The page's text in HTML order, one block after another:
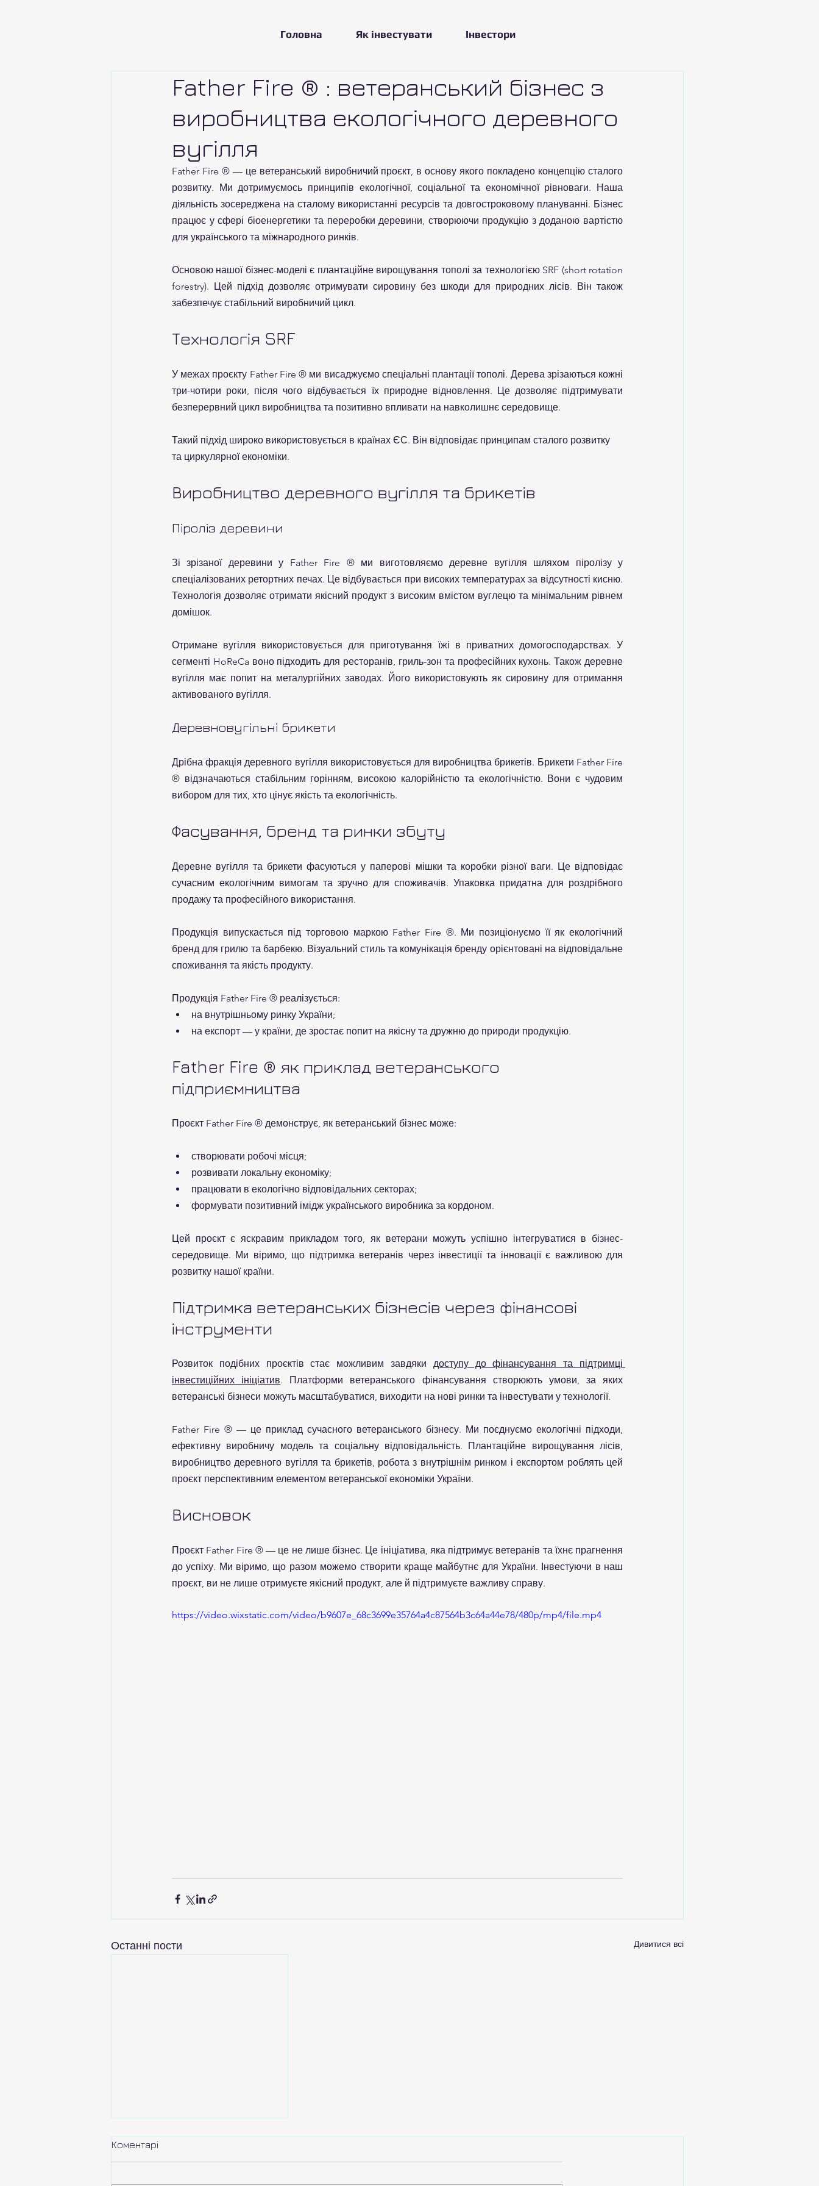
Головна Як інвестувати Інвестори
Father Fire ® : ветеранський бізнес з
виробництва екологічного деревного
вугілля
Father Fire ® — це ветеранський виробничий проєкт, в основу якого покладено концепцію сталого
розвитку. Ми дотримуємось принципів екологічної, соціальної та економічної рівноваги. Наша
діяльність зосереджена на сталому використанні ресурсів та довгостроковому плануванні. Бізнес
працює у сфері біоенергетики та переробки деревини, створюючи продукцію з доданою вартістю
для українського та міжнародного ринків.
Основою нашої бізнес-моделі є плантаційне вирощування тополі за технологією SRF (short rotation
forestry). Цей підхід дозволяє отримувати сировину без шкоди для природних лісів. Він також
забезпечує стабільний виробничий цикл.
Технологія SRF
У межах проєкту Father Fire ® ми висаджуємо спеціальні плантації тополі. Дерева зрізаються кожні
три-чотири роки, після чого відбувається їх природне відновлення. Це дозволяє підтримувати
безперервний цикл виробництва та позитивно впливати на навколишнє середовище.
Такий підхід широко використовується в країнах ЄС. Він відповідає принципам сталого розвитку
та циркулярної економіки.
Виробництво деревного вугілля та брикетів
Піроліз деревини
Зі зрізаної деревини у Father Fire ® ми виготовляємо деревне вугілля шляхом піролізу у
спеціалізованих ретортних печах. Це відбувається при високих температурах за відсутності кисню.
Технологія дозволяє отримати якісний продукт з високим вмістом вуглецю та мінімальним рівнем
домішок.
Отримане вугілля використовується для приготування їжі в приватних домогосподарствах. У
сегменті HoReCa воно підходить для ресторанів, гриль-зон та професійних кухонь. Також деревне
вугілля має попит на металургійних заводах. Його використовують як сировину для отримання
активованого вугілля.
Деревновугільні брикети
Дрібна фракція деревного вугілля використовується для виробництва брикетів. Брикети Father Fire
® відзначаються стабільним горінням, високою калорійністю та екологічністю. Вони є чудовим
вибором для тих, хто цінує якість та екологічність.
Фасування, бренд та ринки збуту
Деревне вугілля та брикети фасуються у паперові мішки та коробки різної ваги. Це відповідає
сучасним екологічним вимогам та зручно для споживачів. Упаковка придатна для роздрібного
продажу та професійного використання.
Продукція випускається під торговою маркою Father Fire ®. Ми позиціонуємо її як екологічний
бренд для грилю та барбекю. Візуальний стиль та комунікація бренду орієнтовані на відповідальне
споживання та якість продукту.
Продукція Father Fire ® реалізується:
на внутрішньому ринку України;
на експорт — у країни, де зростає попит на якісну та дружню до природи продукцію.
Father Fire ® як приклад ветеранського
підприємництва
Проєкт Father Fire ® демонструє, як ветеранський бізнес може:
створювати робочі місця;
розвивати локальну економіку;
працювати в екологічно відповідальних секторах;
формувати позитивний імідж українського виробника за кордоном.
Цей проєкт є яскравим прикладом того, як ветерани можуть успішно інтегруватися в бізнес-
середовище. Ми віримо, що підтримка ветеранів через інвестиції та інновації є важливою для
розвитку нашої країни.
Підтримка ветеранських бізнесів через фінансові
інструменти
Розвиток подібних проєктів стає можливим завдяки доступу до фінансування та підтримці
інвестиційних ініціатив. Платформи ветеранського фінансування створюють умови, за яких
ветеранські бізнеси можуть масштабуватися, виходити на нові ринки та інвестувати у технології.
Father Fire ® — це приклад сучасного ветеранського бізнесу. Ми поєднуємо екологічні підходи,
ефективну виробничу модель та соціальну відповідальність. Плантаційне вирощування лісів,
виробництво деревного вугілля та брикетів, робота з внутрішнім ринком і експортом роблять цей
проєкт перспективним елементом ветеранської економіки України.
Висновок
Проєкт Father Fire ® — це не лише бізнес. Це ініціатива, яка підтримує ветеранів та їхнє прагнення
до успіху. Ми віримо, що разом можемо створити краще майбутнє для України. Інвестуючи в наш
проєкт, ви не лише отримуєте якісний продукт, але й підтримуєте важливу справу.
https://video.wixstatic.com/video/b9607e_68c3699e35764a4c87564b3c64a44e78/480p/mp4/file.mp4
Останні пости Дивитися всі
Коментарі